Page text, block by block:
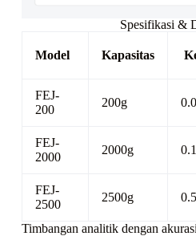
Spesifikasi &
Model Kapasitas
FEJ-
200
200g
FEJ-
2000
2000g
FEJ-
2500
2500g
Timbangan analitik dengan